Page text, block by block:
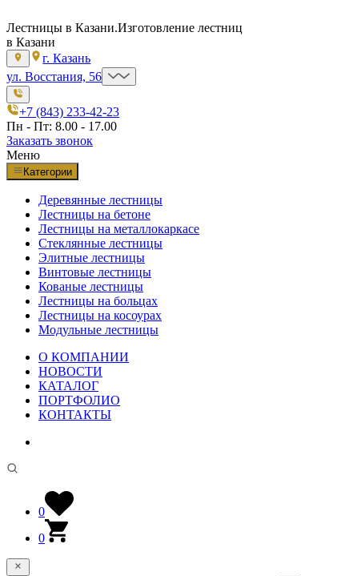
Лестницы в Казани.Изготовление лестниц
в Казани
г. Казань
ул. Восстания, 56
+7 (843) 233-42-23
Пн - Пт: 8.00 - 17.00
Заказать звонок
Меню
Категории
Деревянные лестницы
Лестницы на бетоне
Лестницы на металлокаркасе
Стеклянные лестницы
Элитные лестницы
Винтовые лестницы
Кованые лестницы
Лестницы на больцах
Лестницы на косоурах
Модульные лестницы
О КОМПАНИИ
НОВОСТИ
КАТАЛОГ
ПОРТФОЛИО
КОНТАКТЫ
0
0